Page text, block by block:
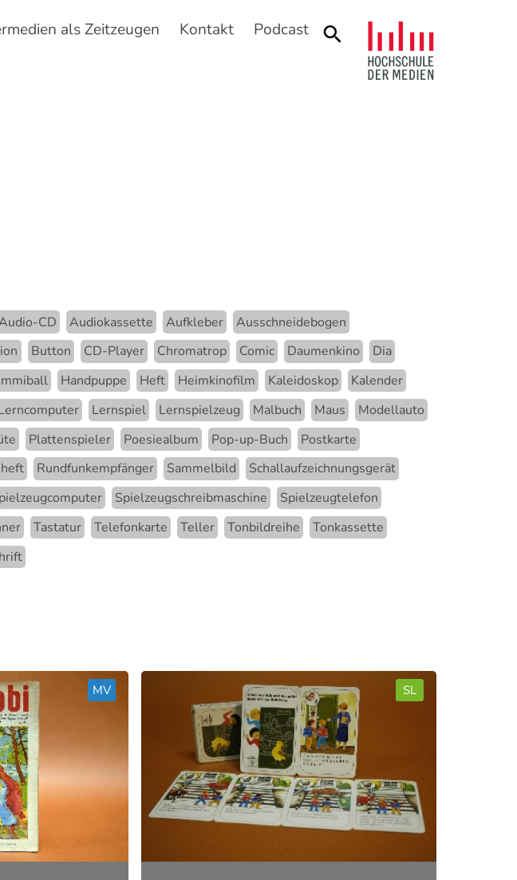
als Zeitzeugen Kontakt Podcast Suche
CD Audiokassette Aufkleber
Ausschneidebogen
Button CD-Player Chromatrop Comic Daumenkino
Dia
Handpuppe Heft Heimkinofilm Kaleidoskop
Kalender
Lernspiel Lernspielzeug Malbuch Maus
Modellauto
Plattenspieler Poesiealbum Pop-up-Buch
Postkarte
Rundfunkempfänger Sammelbild
Schallaufzeichnungsgerät
Spielzeugschreibmaschine
Spielzeugtelefon
Tastatur Telefonkarte Teller Tonbildreihe
Tonkassette